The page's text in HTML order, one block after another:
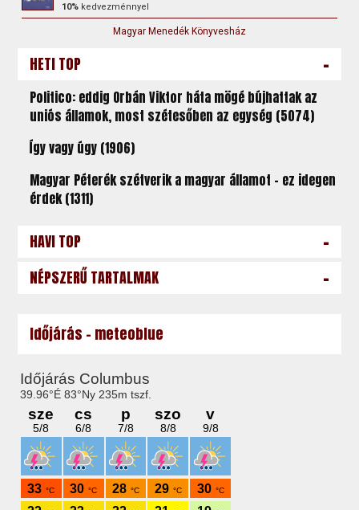
10% kedvezménnyel
Magyar Menedék Könyvesház
HETI TOP -
Politico: eddig Orbán Viktor háta mögé bújhattak az
uniós államok, most szétesőben az egység (5074)
Így vagy úgy (1906)
Magyar Péterék szétverik a magyar államot – ez idegen
érdek (1311)
HAVI TOP -
NÉPSZERŰ TARTALMAK -
Időjárás - meteoblue